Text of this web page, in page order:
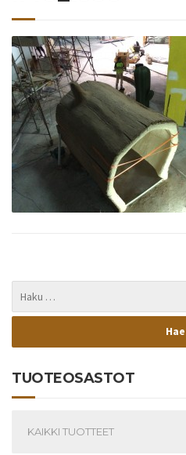
TUOTEOSASTOT
KAIKKI TUOTTEET